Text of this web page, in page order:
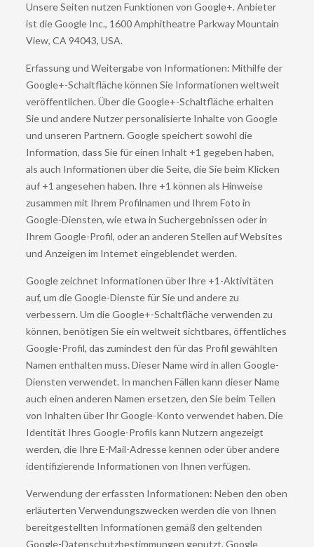
Unsere Seiten nutzen Funktionen von Google+. Anbieter
ist die Google Inc., 1600 Amphitheatre Parkway Mountain
View, CA 94043, USA.
Erfassung und Weitergabe von Informationen: Mithilfe der
Google+-Schaltfläche können Sie Informationen weltweit
veröffentlichen. Über die Google+-Schaltfläche erhalten
Sie und andere Nutzer personalisierte Inhalte von Google
und unseren Partnern. Google speichert sowohl die
Information, dass Sie für einen Inhalt +1 gegeben haben,
als auch Informationen über die Seite, die Sie beim Klicken
auf +1 angesehen haben. Ihre +1 können als Hinweise
zusammen mit Ihrem Profilnamen und Ihrem Foto in
Google-Diensten, wie etwa in Suchergebnissen oder in
Ihrem Google-Profil, oder an anderen Stellen auf Websites
und Anzeigen im Internet eingeblendet werden.
Google zeichnet Informationen über Ihre +1-Aktivitäten
auf, um die Google-Dienste für Sie und andere zu
verbessern. Um die Google+-Schaltfläche verwenden zu
können, benötigen Sie ein weltweit sichtbares, öffentliches
Google-Profil, das zumindest den für das Profil gewählten
Namen enthalten muss. Dieser Name wird in allen Google-
Diensten verwendet. In manchen Fällen kann dieser Name
auch einen anderen Namen ersetzen, den Sie beim Teilen
von Inhalten über Ihr Google-Konto verwendet haben. Die
Identität Ihres Google-Profils kann Nutzern angezeigt
werden, die Ihre E-Mail-Adresse kennen oder über andere
identifizierende Informationen von Ihnen verfügen.
Verwendung der erfassten Informationen: Neben den oben
erläuterten Verwendungszwecken werden die von Ihnen
bereitgestellten Informationen gemäß den geltenden
Google-Datenschutzbestimmungen genutzt. Google